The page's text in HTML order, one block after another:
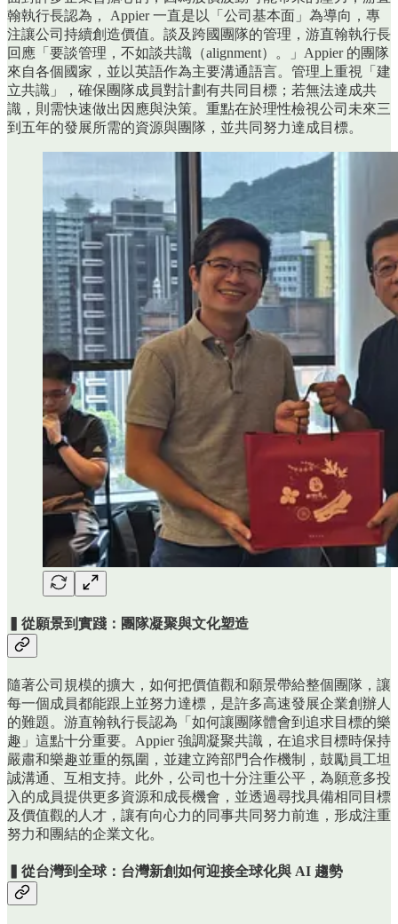
翰執行長認為， Appier 一直是以「公司基本面」為導向，專
注讓公司持續創造價值。談及跨國團隊的管理，游直翰執行長
回應「要談管理，不如談共識（alignment）。」Appier 的團隊
來自各個國家，並以英語作為主要溝通語言。管理上重視「建
立共識」，確保團隊成員對計劃有共同目標；若無法達成共
識，則需快速做出因應與決策。重點在於理性檢視公司未來三
到五年的發展所需的資源與團隊，並共同努力達成目標。
▍從願景到實踐：團隊凝聚與文化塑造
隨著公司規模的擴大，如何把價值觀和願景帶給整個團隊，讓
每一個成員都能跟上並努力達標，是許多高速發展企業創辦人
的難題。游直翰執行長認為「如何讓團隊體會到追求目標的樂
趣」這點十分重要。Appier 強調凝聚共識，在追求目標時保持
嚴肅和樂趣並重的氛圍，並建立跨部門合作機制，鼓勵員工坦
誠溝通、互相支持。此外，公司也十分注重公平，為願意多投
入的成員提供更多資源和成長機會，並透過尋找具備相同目標
及價值觀的人才，讓有向心力的同事共同努力前進，形成注重
努力和團結的企業文化。
▍從台灣到全球：台灣新創如何迎接全球化與 AI 趨勢